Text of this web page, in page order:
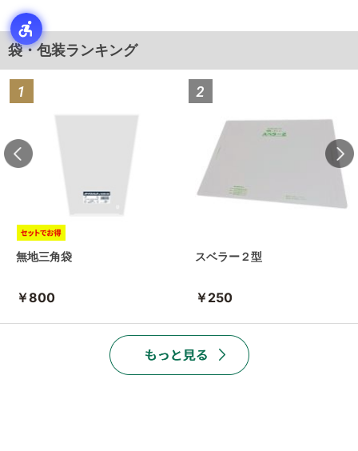
袋・包装ランキング
無地三角袋
￥800
スベラー２型
￥250